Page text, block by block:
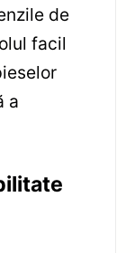
de
facil
a